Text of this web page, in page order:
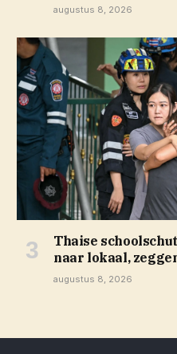
augustus 8, 2026
Thaise
naar lokaal,
augustus 8, 2026